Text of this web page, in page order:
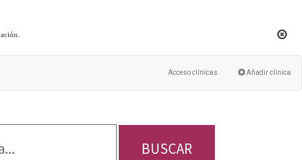
Acceso clínicas Añadir clínica
BUSCAR